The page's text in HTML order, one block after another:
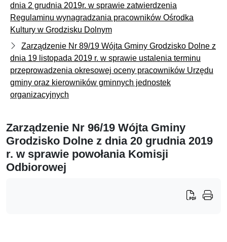
dnia 2 grudnia 2019r. w sprawie zatwierdzenia
Regulaminu wynagradzania pracowników Ośrodka
Kultury w Grodzisku Dolnym
Zarządzenie Nr 89/19 Wójta Gminy Grodzisko Dolne z
dnia 19 listopada 2019 r. w sprawie ustalenia terminu
przeprowadzenia okresowej oceny pracowników Urzędu
gminy oraz kierowników gminnych jednostek
organizacyjnych
Zarządzenie Nr 96/19 Wójta Gminy
Grodzisko Dolne z dnia 20 grudnia 2019
r. w sprawie powołania Komisji
Odbiorowej